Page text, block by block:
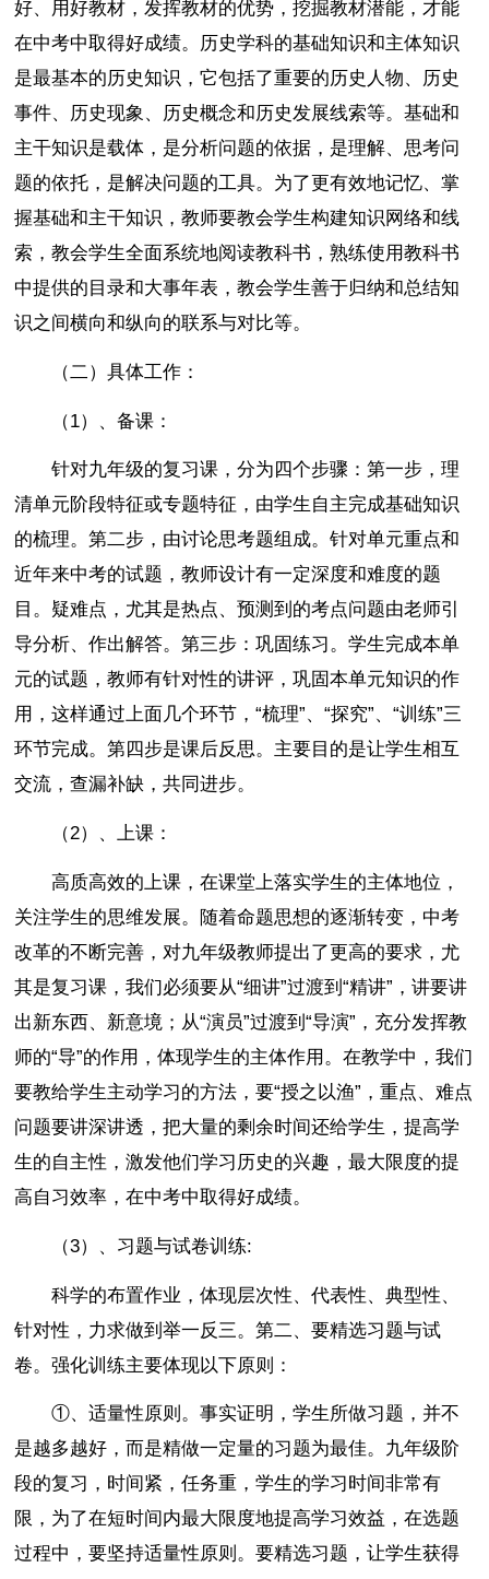
好、用好教材，发挥教材的优势，挖掘教材潜能，才能
在中考中取得好成绩。历史学科的基础知识和主体知识
是最基本的历史知识，它包括了重要的历史人物、历史
事件、历史现象、历史概念和历史发展线索等。基础和
主干知识是载体，是分析问题的依据，是理解、思考问
题的依托，是解决问题的工具。为了更有效地记忆、掌
握基础和主干知识，教师要教会学生构建知识网络和线
索，教会学生全面系统地阅读教科书，熟练使用教科书
中提供的目录和大事年表，教会学生善于归纳和总结知
识之间横向和纵向的联系与对比等。
（二）具体工作：
（1）、备课：
针对九年级的复习课，分为四个步骤：第一步，理
清单元阶段特征或专题特征，由学生自主完成基础知识
的梳理。第二步，由讨论思考题组成。针对单元重点和
近年来中考的试题，教师设计有一定深度和难度的题
目。疑难点，尤其是热点、预测到的考点问题由老师引
导分析、作出解答。第三步：巩固练习。学生完成本单
元的试题，教师有针对性的讲评，巩固本单元知识的作
用，这样通过上面几个环节，“梳理”、“探究”、“训练”三
环节完成。第四步是课后反思。主要目的是让学生相互
交流，查漏补缺，共同进步。
（2）、上课：
高质高效的上课，在课堂上落实学生的主体地位，
关注学生的思维发展。随着命题思想的逐渐转变，中考
改革的不断完善，对九年级教师提出了更高的要求，尤
其是复习课，我们必须要从“细讲”过渡到“精讲”，讲要讲
出新东西、新意境；从“演员”过渡到“导演”，充分发挥教
师的“导”的作用，体现学生的主体作用。在教学中，我们
要教给学生主动学习的方法，要“授之以渔”，重点、难点
问题要讲深讲透，把大量的剩余时间还给学生，提高学
生的自主性，激发他们学习历史的兴趣，最大限度的提
高自习效率，在中考中取得好成绩。
（3）、习题与试卷训练:
科学的布置作业，体现层次性、代表性、典型性、
针对性，力求做到举一反三。第二、要精选习题与试
卷。强化训练主要体现以下原则：
①、适量性原则。事实证明，学生所做习题，并不
是越多越好，而是精做一定量的习题为最佳。九年级阶
段的复习，时间紧，任务重，学生的学习时间非常有
限，为了在短时间内最大限度地提高学习效益，在选题
过程中，要坚持适量性原则。要精选习题，让学生获得